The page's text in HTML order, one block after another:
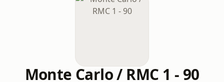
Monte Carlo / RMC 1 - 90